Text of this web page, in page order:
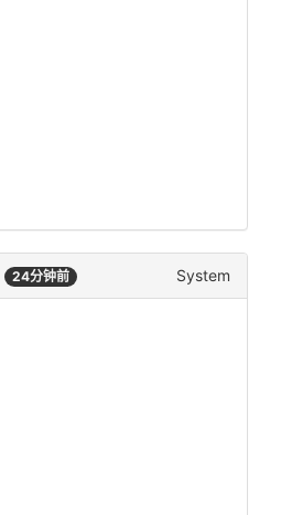
24分钟前 System